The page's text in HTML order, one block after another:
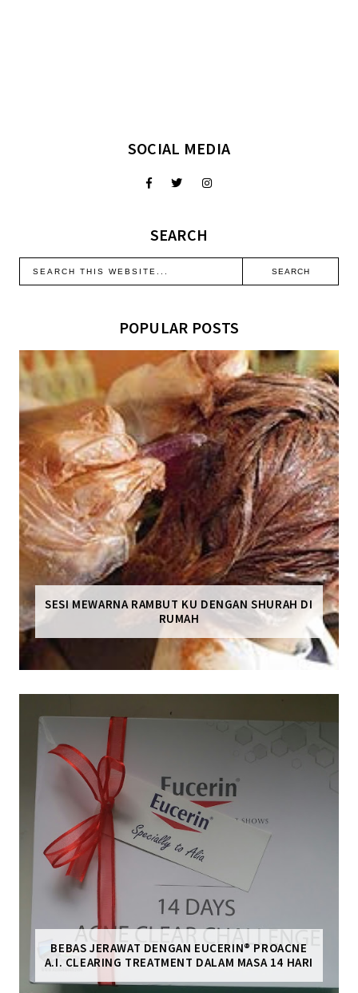
SOCIAL MEDIA
SEARCH
POPULAR POSTS
SESI MEWARNA RAMBUT KU DENGAN SHURAH DI
RUMAH
BEBAS JERAWAT DENGAN EUCERIN® PROACNE
A.I. CLEARING TREATMENT DALAM MASA 14 HARI